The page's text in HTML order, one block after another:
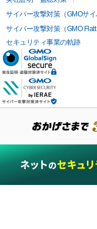
サイバー攻撃対策（GMOサ
サイバー攻撃対策（GMO Flatt
セキュリティ事業の軌跡